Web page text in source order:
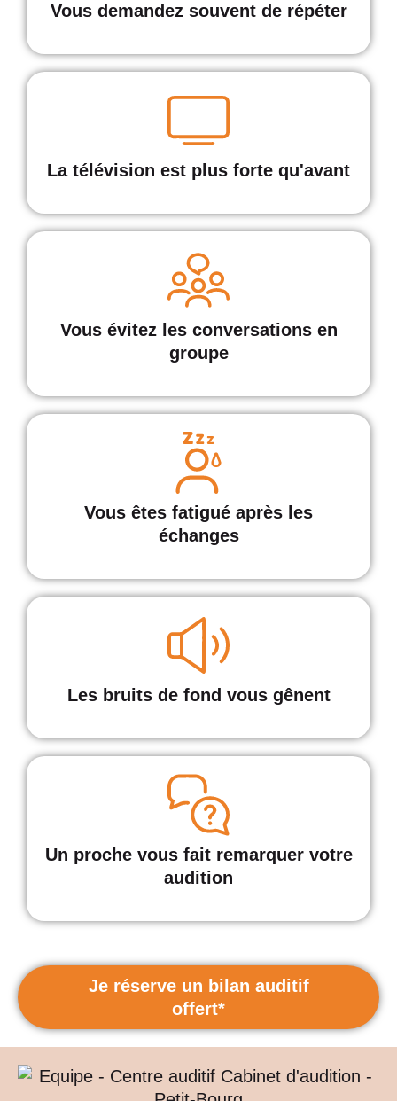
Vous demandez souvent de répéter
La télévision est plus forte qu'avant
Vous évitez les conversations en
groupe
Vous êtes fatigué après les
échanges
Les bruits de fond vous gênent
Un proche vous fait remarquer votre
audition
Je réserve un bilan auditif
offert*